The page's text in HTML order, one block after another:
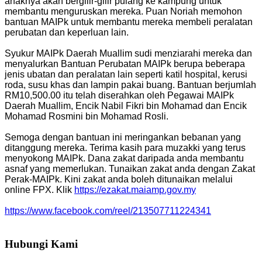
membantu menguruskan mereka. Puan Noriah memohon
bantuan MAIPk untuk membantu mereka membeli peralatan
perubatan dan keperluan lain.
Syukur MAIPk Daerah Muallim sudi menziarahi mereka dan
menyalurkan Bantuan Perubatan MAIPk berupa beberapa
jenis ubatan dan peralatan lain seperti katil hospital, kerusi
roda, susu khas dan lampin pakai buang. Bantuan berjumlah
RM10,500.00 itu telah diserahkan oleh Pegawai MAIPk
Daerah Muallim, Encik Nabil Fikri bin Mohamad dan Encik
Mohamad Rosmini bin Mohamad Rosli.
Semoga dengan bantuan ini meringankan bebanan yang
ditanggung mereka. Terima kasih para muzakki yang terus
menyokong MAIPk. Dana zakat daripada anda membantu
asnaf yang memerlukan. Tunaikan zakat anda dengan Zakat
Perak-MAIPk. Kini zakat anda boleh ditunaikan melalui
online FPX. Klik https://ezakat.maiamp.gov.my
https://www.facebook.com/reel/213507711224341
Hubungi Kami